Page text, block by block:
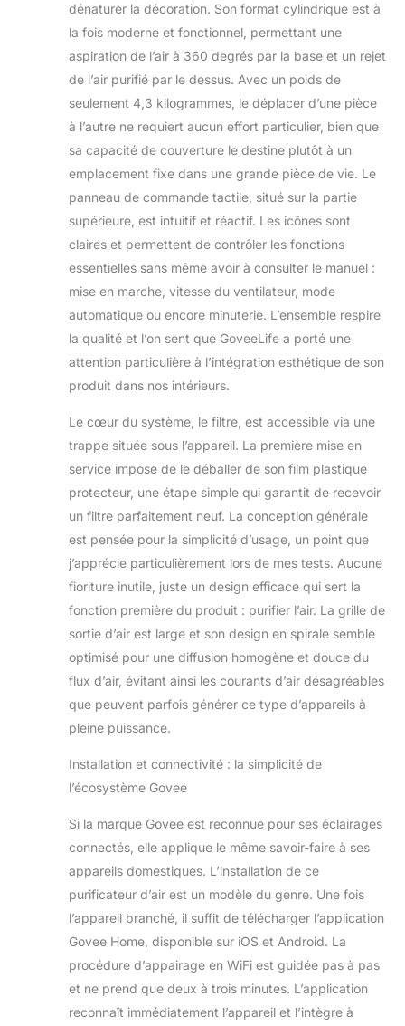
Amazon en
recherchant «
B0CR171HMC ».
Grande zone de
couverture : le
purificateur d'air
H7122 a un flux
d'air de 200 CFM et
360 ° pour purifier
les grandes pièces
intérieures jusqu'à
1524 pieds carrés
toutes les 60
minutes. C'est une
solution facile pour
toute la maison et
garantit un air
propre et frais pour
vous et votre
famille. Mode
sensible : le
purificateur d'air
intelligent dispose
d'un capteur PM2.5
professionnel
intégré, ce qui
permet d'ajuster
automatiquement
les niveaux de
purification en
mode automatique
en fonction de la
qualité de l'air en
temps réel
environnant, avec
un voyant LED pour
Filtration True HEPA
pour un meilleur
contrôle des odeurs
et des gaz nocifs.
Le système de
filtration efficace en
particules
atmosphériques
aussi petites que
0,1 micron,
dénaturer la décoration. Son format cylindrique est à
la fois moderne et fonctionnel, permettant une
aspiration de l’air à 360 degrés par la base et un rejet
de l’air purifié par le dessus. Avec un poids de
seulement 4,3 kilogrammes, le déplacer d’une pièce
à l’autre ne requiert aucun effort particulier, bien que
sa capacité de couverture le destine plutôt à un
emplacement fixe dans une grande pièce de vie. Le
panneau de commande tactile, situé sur la partie
supérieure, est intuitif et réactif. Les icônes sont
claires et permettent de contrôler les fonctions
essentielles sans même avoir à consulter le manuel :
mise en marche, vitesse du ventilateur, mode
automatique ou encore minuterie. L’ensemble respire
la qualité et l’on sent que GoveeLife a porté une
attention particulière à l’intégration esthétique de son
produit dans nos intérieurs.
Le cœur du système, le filtre, est accessible via une
trappe située sous l’appareil. La première mise en
service impose de le déballer de son film plastique
protecteur, une étape simple qui garantit de recevoir
un filtre parfaitement neuf. La conception générale
est pensée pour la simplicité d’usage, un point que
j’apprécie particulièrement lors de mes tests. Aucune
fioriture inutile, juste un design efficace qui sert la
fonction première du produit : purifier l’air. La grille de
sortie d’air est large et son design en spirale semble
optimisé pour une diffusion homogène et douce du
flux d’air, évitant ainsi les courants d’air désagréables
que peuvent parfois générer ce type d’appareils à
pleine puissance.
Installation et connectivité : la simplicité de
l’écosystème Govee
Si la marque Govee est reconnue pour ses éclairages
connectés, elle applique le même savoir-faire à ses
appareils domestiques. L’installation de ce
purificateur d’air est un modèle du genre. Une fois
l’appareil branché, il suffit de télécharger l’application
Govee Home, disponible sur iOS et Android. La
procédure d’appairage en WiFi est guidée pas à pas
et ne prend que deux à trois minutes. L’application
reconnaît immédiatement l’appareil et l’intègre à